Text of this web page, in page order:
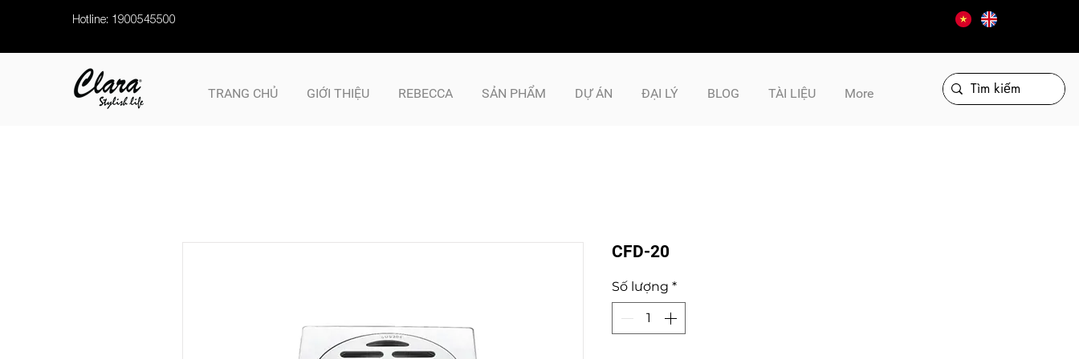
Hotline: 1900545500
TRANG CHỦ GIỚI THIỆU REBECCA SẢN PHẨM DỰ ÁN ĐẠI LÝ BLOG TÀI LIỆU More
CFD-20
Số lượng *